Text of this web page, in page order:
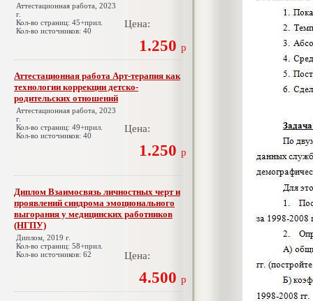
Аттестационная работа, 2023
г.
Кол-во страниц: 45+прил.
Кол-во источников: 40
Цена:
1.250 р
Аттестационная работа Арт-терапия как
технологии коррекции детско-
родительских отношений
Аттестационная работа, 2023
г.
Кол-во страниц: 49+прил.
Кол-во источников: 40
Цена:
1.250 р
Диплом Взаимосвязь личностных черт и
проявлений синдрома эмоционального
выгорания у медицинских работников
(НГПУ)
Диплом, 2019 г.
Кол-во страниц: 58+прил.
Кол-во источников: 62
Цена:
4.500 р